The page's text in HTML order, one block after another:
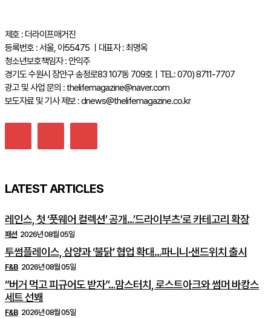
제호 : 더라이프매거진
등록번호 : 서울, 아55475 ㅣ대표자 : 최명옥
청소년보호책임자 : 안익주
경기도 수원시 장안구 송정로83 107동 709호ㅣTEL: 070) 8711-7707
광고 및 사업 문의 : thelifemagazine@naver.com
보도자료 및 기사 제보 : dnews@thelifemagazine.co.kr
LATEST ARTICLES
레인스, 첫 ‘풋웨어 컬렉션’ 공개…’드라이부츠’로 카테고리 확장
패션 2026년 08월 05일
투썸플레이스, 삼양과 ‘불닭’ 협업 확대…파니니·샌드위치 출시
F&B 2026년 08월 05일
“버거 먹고 피규어도 받자”…맘스터치, 로스트아크와 썸머 바캉스
세트 선봬
F&B 2026년 08월 05일